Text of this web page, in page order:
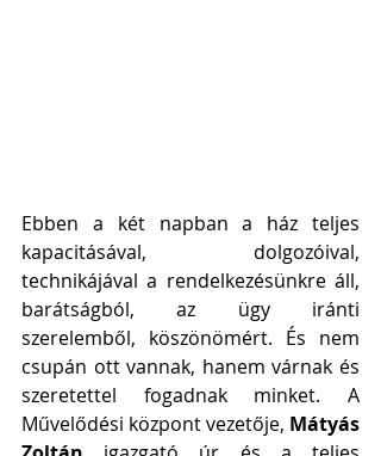
Ebben a két napban a ház teljes
kapacitásával, dolgozóival,
technikájával a rendelkezésünkre áll,
barátságból, az ügy iránti
szerelemből, köszönömért. És nem
csupán ott vannak, hanem várnak és
szeretettel fogadnak minket. A
Művelődési központ vezetője, Mátyás